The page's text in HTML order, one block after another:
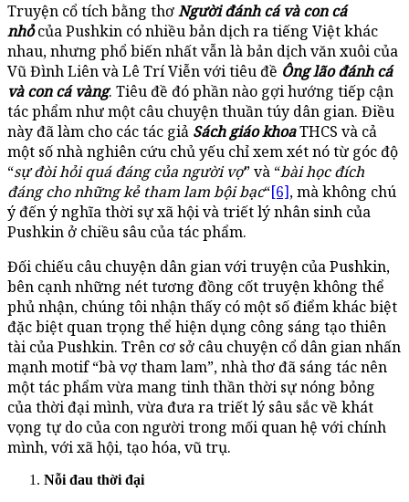
Truyện cổ tích bằng thơNgười đánh cá và con cá
nhỏcủa Pushkin có nhiều bản dịch ra tiếng Việt khác
nhau, nhưng phổ biến nhất vẫn là bản dịch văn xuôi của
Vũ Đình Liên và Lê Trí Viễn với tiêu đề Ông lão đánh cá
và con cá vàng. Tiêu đề đó phần nào gợi hướng tiếp cận
tác phẩm như một câu chuyện thuần túy dân gian. Điều
này đã làm cho các tác giả Sách giáo khoaTHCS và cả
một số nhà nghiên cứu chủ yếu chỉ xem xét nó từ góc độ
“sự đòi hỏi quá đáng của người vợ” và “bài học đích
đáng cho những kẻ tham lam bội bạc“[6], mà không chú
ý đến ý nghĩa thời sự xã hội và triết lý nhân sinh của
Pushkin ở chiều sâu của tác phẩm.
Đối chiếu câu chuyện dân gian với truyện của Pushkin,
bên cạnh những nét tương đồng cốt truyện không thể
phủ nhận, chúng tôi nhận thấy có một số điểm khác biệt
đặc biệt quan trọng thể hiện dụng công sáng tạo thiên
tài của Pushkin. Trên cơ sở câu chuyện cổ dân gian nhấn
mạnh motif “bà vợ tham lam”, nhà thơ đã sáng tác nên
một tác phẩm vừa mang tinh thần thời sự nóng bỏng
của thời đại mình, vừa đưa ra triết lý sâu sắc về khát
vọng tự do của con người trong mối quan hệ với chính
mình, với xã hội, tạo hóa, vũ trụ.
Nỗi đau thời đại